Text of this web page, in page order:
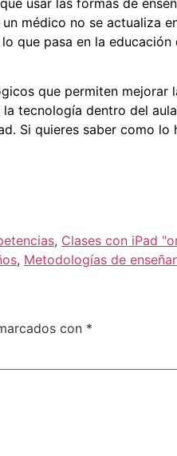
médico no se actualiza
que pasa en la educación
que permiten mejorar
tecnología dentro del
Si quieres saber como lo
, Clases con iPad
, Metodologías de
con *